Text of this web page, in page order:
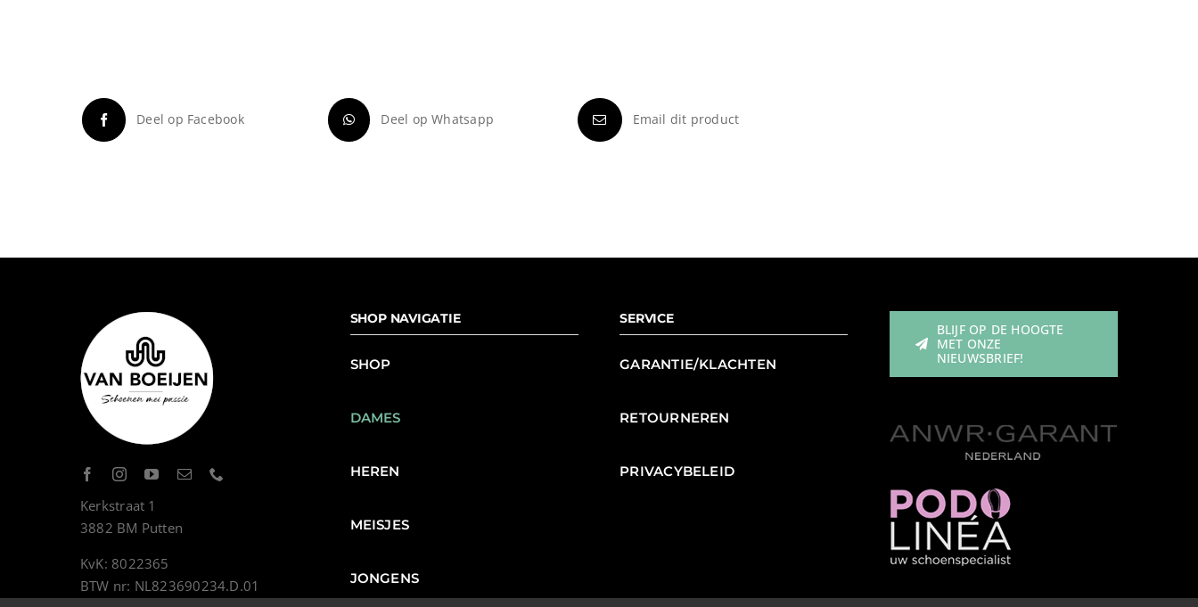
Deel op Facebook Deel op Whatsapp Email dit product
Kerkstraat 1
3882 BM Putten
KvK: 8022365
BTW nr: NL823690234.D.01
SHOP NAVIGATIE
SHOP
DAMES
HEREN
MEISJES
JONGENS
SERVICE
GARANTIE/KLACHTEN
RETOURNEREN
PRIVACYBELEID
BLIJF OP DE HOOGTE
MET ONZE
NIEUWSBRIEF!